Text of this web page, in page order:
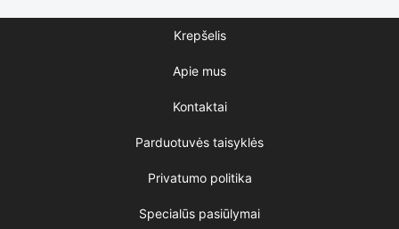
Krepšelis
Apie mus
Kontaktai
Parduotuvės taisyklės
Privatumo politika
Specialūs pasiūlymai